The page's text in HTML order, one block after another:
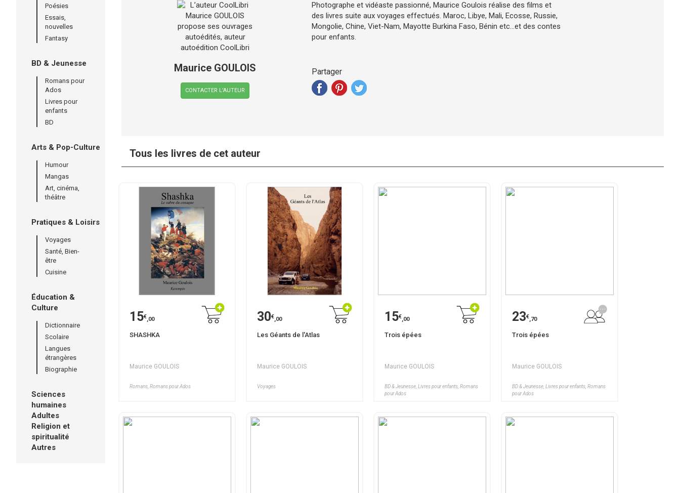
Poésies
Essais,
nouvelles
Fantasy
BD & Jeunesse
Romans pour
Ados
Livres pour
enfants
BD
Arts & Pop-Culture
Humour
Mangas
Art, cinéma,
théâtre
Pratiques & Loisirs
Voyages
Santé, Bien-
être
Cuisine
Éducation &
Culture
Dictionnaire
Scolaire
Langues
étrangères
Biographie
Sciences
humaines
Adultes
Religion et
spiritualité
Autres
Maurice GOULOIS
CONTACTER L’AUTEUR
Photographe et vidéaste passionné, Maurice Goulois réalise des films et
des livres suite aux voyages effectués. Maroc, Libye, Mali, Ecosse, Russie,
Mongolie, Chine, Viet-Nam, Mayotte Burkina Faso, Bénin etc...et des contes
pour enfants.
Partager
Tous les livres de cet auteur
15€,00
SHASHKA
Maurice GOULOIS
Romans, Romans pour Ados
30€,00
Les Géants de l'Atlas
Maurice GOULOIS
Voyages
15€,00
Trois épées
Maurice GOULOIS
BD & Jeunesse, Livres pour enfants, Romans
pour Ados
23€,70
Trois épées
Maurice GOULOIS
BD & Jeunesse, Livres pour enfants, Romans
pour Ados